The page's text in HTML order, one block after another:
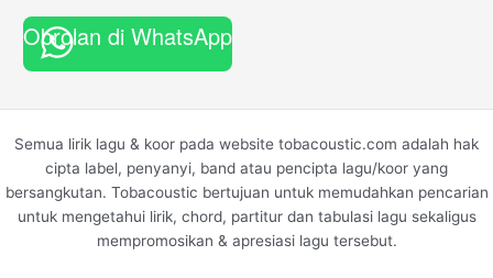
Obrolan di WhatsApp
Semua lirik lagu & koor pada website tobacoustic.com adalah hak
cipta label, penyanyi, band atau pencipta lagu/koor yang
bersangkutan. Tobacoustic bertujuan untuk memudahkan pencarian
untuk mengetahui lirik, chord, partitur dan tabulasi lagu sekaligus
mempromosikan & apresiasi lagu tersebut.